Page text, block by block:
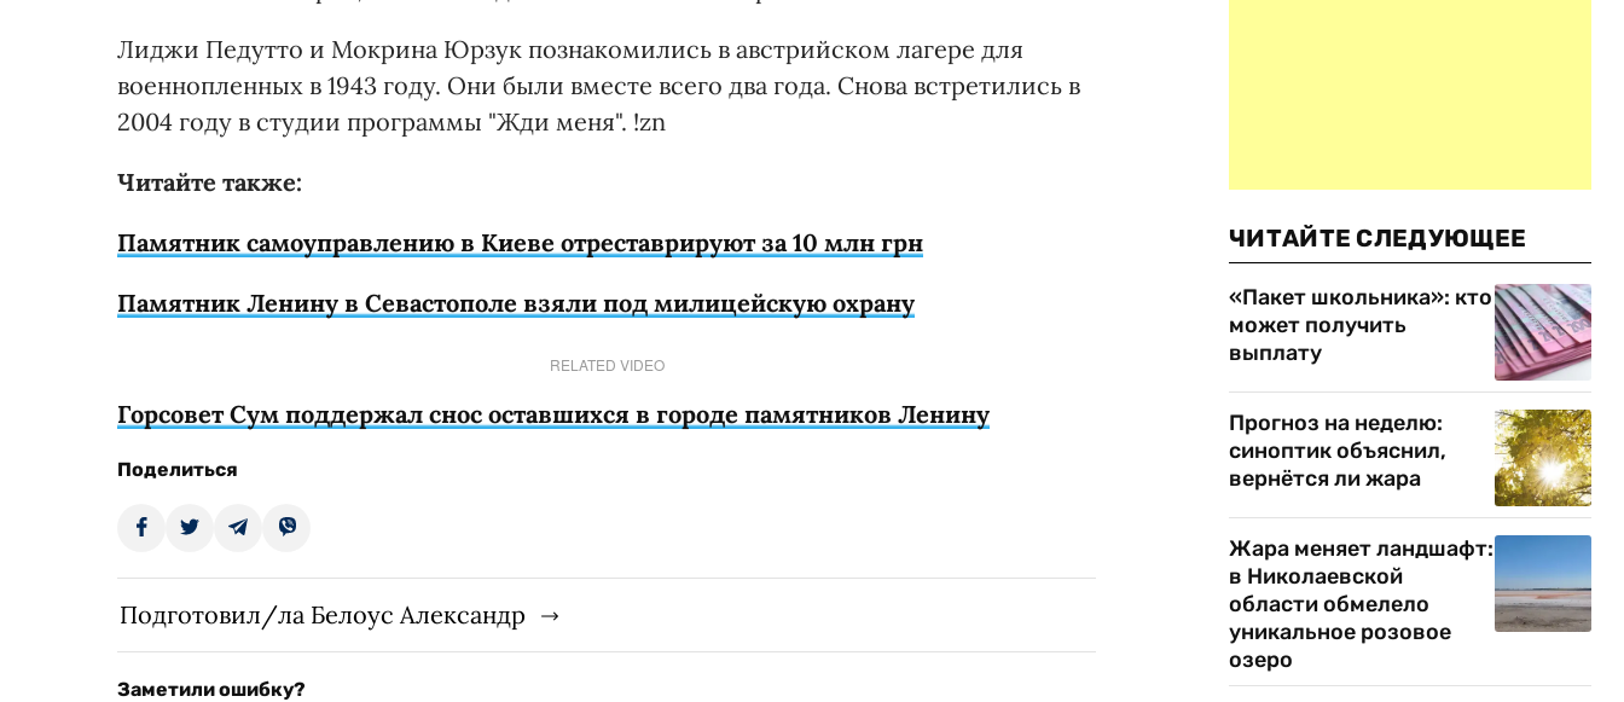
Лиджи Педутто и Мокрина Юрзук познакомились в австрийском лагере для
военнопленных в 1943 году. Они были вместе всего два года. Снова встретились в
2004 году в студии программы "Жди меня". !zn
Читайте также:
Памятник самоуправлению в Киеве отреставрируют за 10 млн грн
Памятник Ленину в Севастополе взяли под милицейскую охрану
RELATED VIDEO
Горсовет Сум поддержал снос оставшихся в городе памятников Ленину
Поделиться
Подготовил/ла Белоус Александр
Заметили ошибку?
ЧИТАЙТЕ СЛЕДУЮЩЕЕ
«Пакет школьника»: кто
может получить
выплату
Прогноз на неделю:
синоптик объяснил,
вернётся ли жара
Жара меняет ландшафт:
в Николаевской
области обмелело
уникальное розовое
озеро